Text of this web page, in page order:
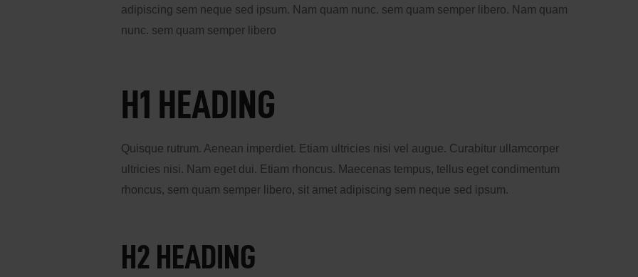
adipiscing sem neque sed ipsum. Nam quam nunc. sem quam semper libero. Nam quam
nunc. sem quam semper libero
H1 HEADING
Quisque rutrum. Aenean imperdiet. Etiam ultricies nisi vel augue. Curabitur ullamcorper
ultricies nisi. Nam eget dui. Etiam rhoncus. Maecenas tempus, tellus eget condimentum
rhoncus, sem quam semper libero, sit amet adipiscing sem neque sed ipsum.
H2 HEADING